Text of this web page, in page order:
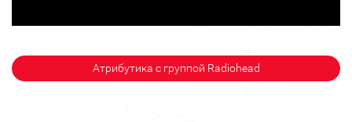
Атрибутика с группой Radiohead